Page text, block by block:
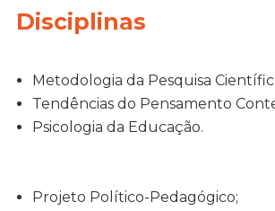
Disciplinas
Metodologia da Pesquisa
Tendências do Pensamento
Psicologia da Educação.
Projeto Político-Pedagógico;